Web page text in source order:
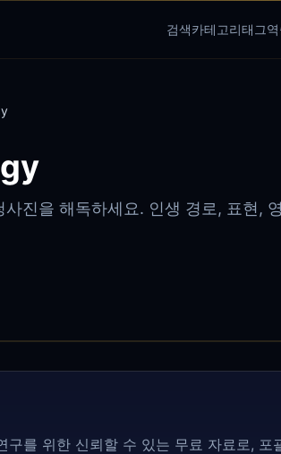
검색카테고리태그
진을 해독하세요. 인생 경로, 표현,
를 위한 신뢰할 수 있는 무료 자료로, 포